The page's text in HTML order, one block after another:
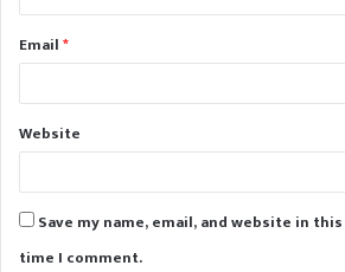
Email*
Website
Save my name, email, and website in
time I comment.